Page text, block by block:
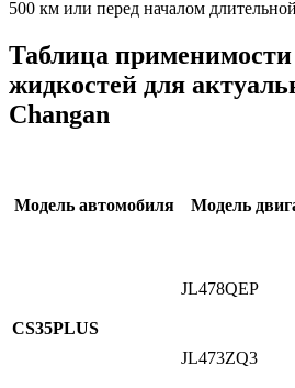
500 км или перед началом
Таблица
жидкостей для
Changan
Модель автомобиля Модель
CS35PLUS
JL478QEP
JL473ZQ3